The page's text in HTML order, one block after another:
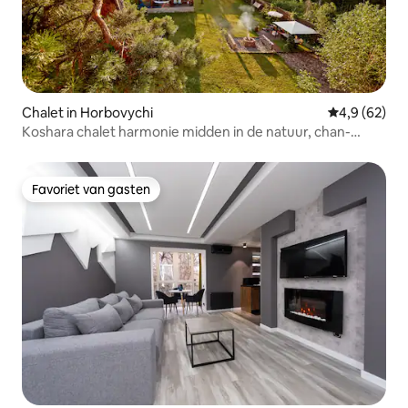
Chalet in Horbovychi Gemiddelde
4,9 (62)
Koshara chalet harmonie midden in de natuur, chan-
Favoriet van gasten
Favoriet van gasten